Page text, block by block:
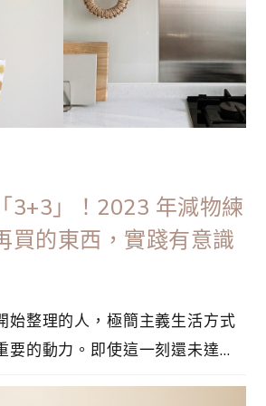
只要養成習慣就可以享受簡單生
試看！
3+3」！2023 年減物練
買的東西，實踐有意識
始整理的人，極簡主義生活方式
要的動力。即使這一刻還未達